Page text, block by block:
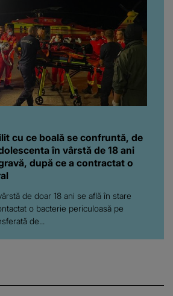
cu ce boală se confruntă, de
în vârstă de 18 ani
după ce a contractat o
de doar 18 ani se află în stare
o bacterie periculoasă pe
de...